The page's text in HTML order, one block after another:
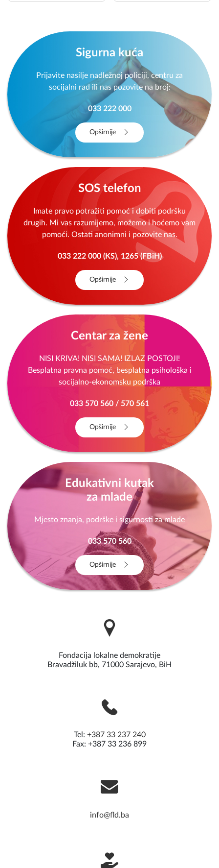
Sigurna kuća
Prijavite nasilje nadležnoj policiji, centru za
socijalni rad ili nas pozovite na broj:
033 222 000
Opširnije
SOS telefon
Imate pravo potražiti pomoć i dobiti podršku
drugih. Mi vas razumijemo, možemo i hoćemo vam
pomoći. Ostati anonimni i pozovite nas.
033 222 000 (KS), 1265 (FBiH)
Opširnije
Centar za žene
NISI KRIVA! NISI SAMA! IZLAZ POSTOJI!
Besplatna pravna pomoć, besplatna psihološka i
socijalno-ekonomsku podrška
033 570 560 / 570 561
Opširnije
Edukativni kutak
za mlade
Mjesto znanja, podrške i sigurnosti za mlade
033 570 560
Opširnije
Fondacija lokalne demokratije
Bravadžiluk bb, 71000 Sarajevo, BiH
Tel: +387 33 237 240
Fax: +387 33 236 899
info@fld.ba